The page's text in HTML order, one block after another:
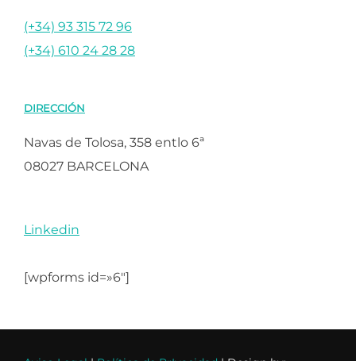
(+34) 93 315 72 96
(+34) 610 24 28 28
DIRECCIÓN
Navas de Tolosa, 358 entlo 6ª
08027 BARCELONA
Linkedin
[wpforms id=»6″]